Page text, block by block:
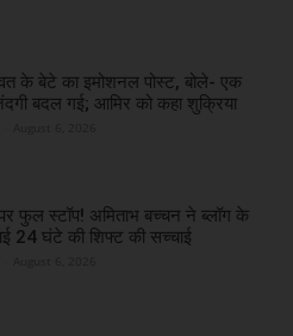
के बेटे का इमोशनल पोस्ट, बोले- एक
बदल गई; आमिर को कहा शुक्रिया
फुल स्टॉप! अमिताभ बच्चन ने ब्लॉग के
24 घंटे की शिफ्ट की सच्चाई